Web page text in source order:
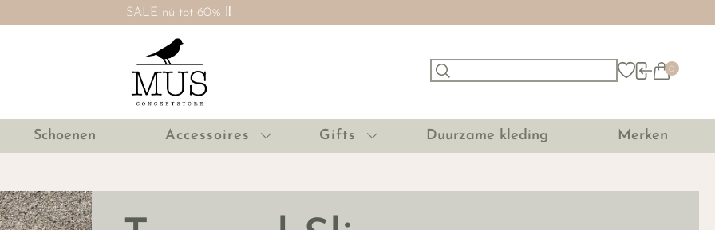
SALE nú tot 60% ‼️
0
Schoenen Accessoires Gifts Duurzame kleding Merken